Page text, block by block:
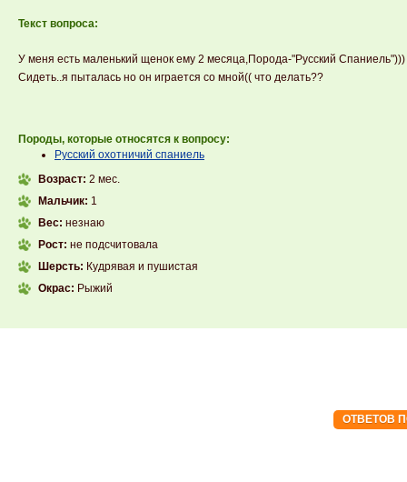
Текст вопроса:
У меня есть маленький щенок ему 2 месяца,Порода-"Русский Спаниель")))
Сидеть..я пыталась но он играется со мной(( что делать??
Породы, которые относятся к вопросу:
Русский охотничий спаниель
Возраст: 2 мес.
Мальчик: 1
Вес: незнаю
Рост: не подсчитовала
Шерсть: Кудрявая и пушистая
Окрас: Рыжий
ОТВЕТОВ